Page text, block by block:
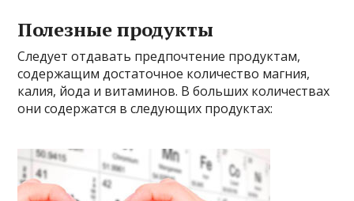
Полезные продукты
Следует отдавать предпочтение продуктам,
содержащим достаточное количество магния,
калия, йода и витаминов. В больших количествах
они содержатся в следующих продуктах: